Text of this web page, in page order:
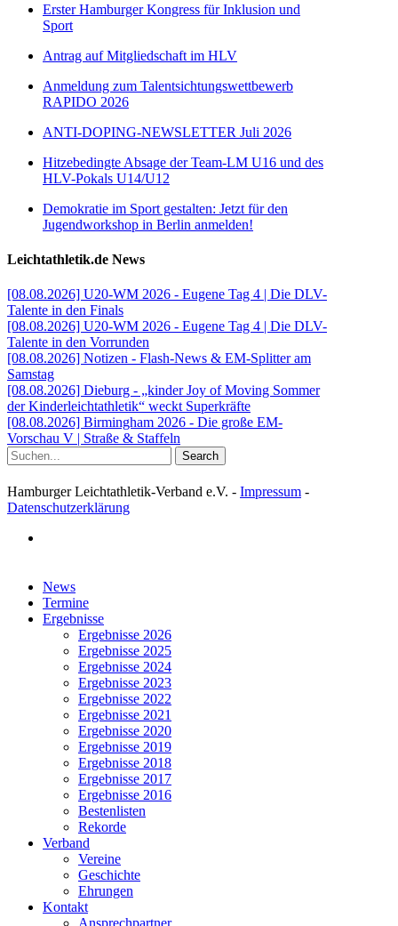
Erster Hamburger Kongress für Inklusion und
Sport
Antrag auf Mitgliedschaft im HLV
Anmeldung zum Talentsichtungswettbewerb
RAPIDO 2026
ANTI-DOPING-NEWSLETTER Juli 2026
Hitzebedingte Absage der Team-LM U16 und des
HLV-Pokals U14/U12
Demokratie im Sport gestalten: Jetzt für den
Jugendworkshop in Berlin anmelden!
Leichtathletik.de News
[08.08.2026] U20-WM 2026 - Eugene Tag 4 | Die DLV-
Talente in den Finals
[08.08.2026] U20-WM 2026 - Eugene Tag 4 | Die DLV-
Talente in den Vorrunden
[08.08.2026] Notizen - Flash-News & EM-Splitter am
Samstag
[08.08.2026] Dieburg - „kinder Joy of Moving Sommer
der Kinderleichtathletik“ weckt Superkräfte
[08.08.2026] Birmingham 2026 - Die große EM-
Vorschau V | Straße & Staffeln
Search
Hamburger Leichtathletik-Verband e.V. - Impressum -
Datenschutzerklärung
Close
Menu
News
Termine
Ergebnisse
Ergebnisse 2026
Ergebnisse 2025
Ergebnisse 2024
Ergebnisse 2023
Ergebnisse 2022
Ergebnisse 2021
Ergebnisse 2020
Ergebnisse 2019
Ergebnisse 2018
Ergebnisse 2017
Ergebnisse 2016
Bestenlisten
Rekorde
Verband
Vereine
Geschichte
Ehrungen
Kontakt